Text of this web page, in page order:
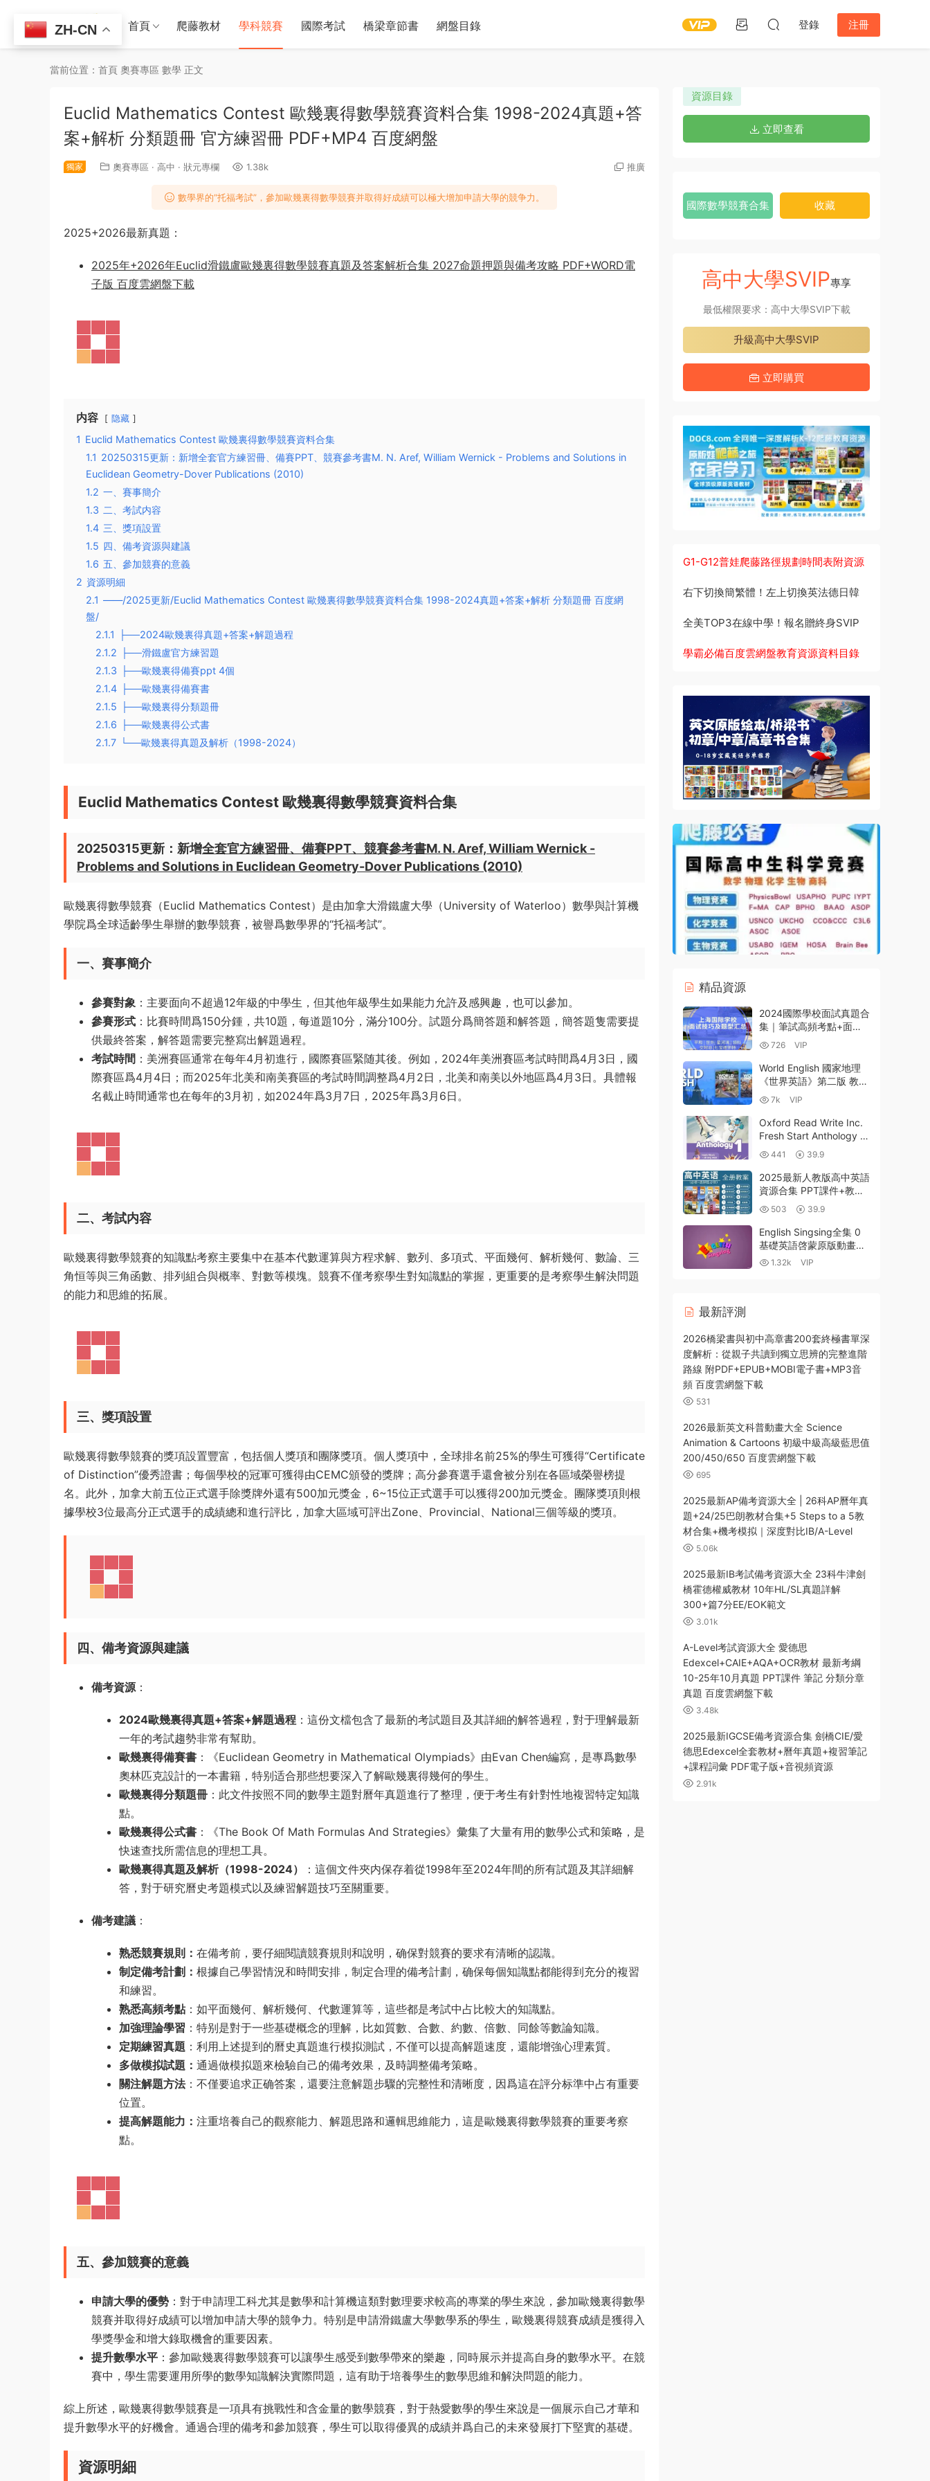
首頁 爬藤教材 學科競賽 國際考試 橋梁章節書 網盤目錄 登錄 注冊
當前位置： 首頁 奧賽專區 數學 正文
Euclid Mathematics Contest 歐幾裏得數學競賽資料合集 1998-2024真題+答
案+解析 分類題冊 官方練習冊 PDF+MP4 百度網盤
獨家 奧賽專區 · 高中 · 狀元專欄 1.38k 推廣
數學界的“托福考試”，參加歐幾裏得數學競賽并取得好成績可以極大增加申請大學的競争力。
2025+2026最新真題：
2025年+2026年Euclid滑鐵盧歐幾裏得數學競賽真題及答案解析合集 2027命題押題與備考攻略 PDF+WORD電
子版 百度雲網盤下載
内容 隐藏
1 Euclid Mathematics Contest 歐幾裏得數學競賽資料合集
1.1 20250315更新：新增全套官方練習冊、備賽PPT、競賽參考書M. N. Aref, William Wernick - Problems and Solutions in
Euclidean Geometry-Dover Publications (2010)
1.2 一、賽事簡介
1.3 二、考試内容
1.4 三、獎項設置
1.5 四、備考資源與建議
1.6 五、參加競賽的意義
2 資源明細
2.1 ——/2025更新/Euclid Mathematics Contest 歐幾裏得數學競賽資料合集 1998-2024真題+答案+解析 分類題冊 百度網
盤/
2.1.1
├──2024歐幾裏得真題+答案+解題過程
2.1.2
├──滑鐵盧官方練習題
2.1.3
├──歐幾裏得備賽ppt 4個
2.1.4
├──歐幾裏得備賽書
2.1.5
├──歐幾裏得分類題冊
2.1.6
├──歐幾裏得公式書
2.1.7 └──歐幾裏得真題及解析（1998-2024）
Euclid Mathematics Contest 歐幾裏得數學競賽資料合集
20250315更新：新增全套官方練習冊、備賽PPT、競賽參考書M. N. Aref, William Wernick -
Problems and Solutions in Euclidean Geometry-Dover Publications (2010)
歐幾裏得數學競賽（Euclid Mathematics Contest）是由加拿大滑鐵盧大學（University of Waterloo）數學與計算機
學院爲全球适齡學生舉辦的數學競賽，被譽爲數學界的“托福考試”。
一、賽事簡介
參賽對象 ：主要面向不超過12年級的中學生，但其他年級學生如果能力允許及感興趣，也可以參加。
參賽形式 ：比賽時間爲150分鍾，共10題，每道題10分，滿分100分。試題分爲簡答題和解答題，簡答題隻需要提
供最終答案，解答題需要完整寫出解題過程。
考試時間 ：美洲賽區通常在每年4月初進行，國際賽區緊随其後。例如，2024年美洲賽區考試時間爲4月3日，國
際賽區爲4月4日；而2025年北美和南美賽區的考試時間調整爲4月2日，北美和南美以外地區爲4月3日。具體報
名截止時間通常也在每年的3月初，如2024年爲3月7日，2025年爲3月6日。
二、考試内容
歐幾裏得數學競賽的知識點考察主要集中在基本代數運算與方程求解、數列、多項式、平面幾何、解析幾何、數論、三
角恒等與三角函數、排列組合與概率、對數等模塊。競賽不僅考察學生對知識點的掌握，更重要的是考察學生解決問題
的能力和思維的拓展。
三、獎項設置
歐幾裏得數學競賽的獎項設置豐富，包括個人獎項和團隊獎項。個人獎項中，全球排名前25%的學生可獲得“Certificate
of Distinction”優秀證書；每個學校的冠軍可獲得由CEMC頒發的獎牌；高分參賽選手還會被分别在各區域榮譽榜提
名。此外，加拿大前五位正式選手除獎牌外還有500加元獎金，6~15位正式選手可以獲得200加元獎金。團隊獎項則根
據學校3位最高分正式選手的成績總和進行評比，加拿大區域可評出Zone、Provincial、National三個等級的獎項。
四、備考資源與建議
備考資源：
2024歐幾裏得真題+答案+解題過程 ：這份文檔包含了最新的考試題目及其詳細的解答過程，對于理解最新
一年的考試趨勢非常有幫助。
歐幾裏得備賽書 ：《Euclidean Geometry in Mathematical Olympiads》由Evan Chen編寫，是專爲數學
奧林匹克設計的一本書籍，特别适合那些想要深入了解歐幾裏得幾何的學生。
歐幾裏得分類題冊 ：此文件按照不同的數學主題對曆年真題進行了整理，便于考生有針對性地複習特定知識
點。
歐幾裏得公式書 ：《The Book Of Math Formulas And Strategies》彙集了大量有用的數學公式和策略，是
快速查找所需信息的理想工具。
歐幾裏得真題及解析（1998-2024）
：這個文件夾内保存着從1998年至2024年間的所有試題及其詳細解
答，對于研究曆史考題模式以及練習解題技巧至關重要。
備考建議 ：
熟悉競賽規則： 在備考前，要仔細閱讀競賽規則和說明，确保對競賽的要求有清晰的認識。
制定備考計劃： 根據自己學習情況和時間安排，制定合理的備考計劃，确保每個知識點都能得到充分的複習
和練習。
熟悉高頻考點 ：如平面幾何、解析幾何、代數運算等，這些都是考試中占比較大的知識點。
加強理論學習 ：特别是對于一些基礎概念的理解，比如質數、合數、約數、倍數、同餘等數論知識。
定期練習真題 ：利用上述提到的曆史真題進行模拟測試，不僅可以提高解題速度，還能增強心理素質。
多做模拟試題： 通過做模拟題來檢驗自己的備考效果，及時調整備考策略。
關注解題方法：不僅要追求正确答案，還要注意解題步驟的完整性和清晰度，因爲這在評分标準中占有重要
位置。
提高解題能力： 注重培養自己的觀察能力、解題思路和邏輯思維能力，這是歐幾裏得數學競賽的重要考察
點。
五、參加競賽的意義
申請大學的優勢 ：對于申請理工科尤其是數學和計算機這類對數理要求較高的專業的學生來說，參加歐幾裏得數學
競賽并取得好成績可以增加申請大學的競争力。特别是申請滑鐵盧大學數學系的學生，歐幾裏得競賽成績是獲得入
學獎學金和增大錄取機會的重要因素。
提升數學水平 ：參加歐幾裏得數學競賽可以讓學生感受到數學帶來的樂趣，同時展示并提高自身的數學水平。在競
賽中，學生需要運用所學的數學知識解決實際問題，這有助于培養學生的數學思維和解決問題的能力。
綜上所述，歐幾裏得數學競賽是一項具有挑戰性和含金量的數學競賽，對于熱愛數學的學生來說是一個展示自己才華和
提升數學水平的好機會。通過合理的備考和參加競賽，學生可以取得優異的成績并爲自己的未來發展打下堅實的基礎。
資源明細
資源目錄
立即查看
國際數學競賽合集 收藏
高中大學SVIP專享
最低權限要求：高中大學SVIP下載
升級高中大學SVIP
立即購買
G1-G12普娃爬藤路徑規劃時間表附資源
右下切換簡繁體！左上切換英法德日韓
全美TOP3在線中學！報名贈終身SVIP
學霸必備百度雲網盤教育資源資料目錄
精品資源
2024國際學校面試真題合
集｜筆試高頻考點+面試
滿分回答模闆｜附光劍
+領科+世外+平和模拟題
解析｜免費領取面試寶典
726 VIP
World English 國家地理
《世界英語》第二版 教材
PDF 練習冊 MP3音頻
MP4視頻 百度網盤下
載-1.91GB
7k VIP
Oxford Read Write Inc.
Fresh Start Anthology 1-
5 ​牛津樹新起點文集​全套
PDF電子版
441 39.9
2025最新人教版高中英語
資源合集 PPT課件+教案
學案+試卷練習+知識總結
等 PDF+WORD電子版下
載
503 39.9
English Singsing全集 0
基礎英語啓蒙原版動畫神
作 英語唱歌 全套480集
1.32k VIP
最新評測
2026橋梁書與初中高章書200套終極書單深
度解析：從親子共讀到獨立思辨的完整進階
路線 附PDF+EPUB+MOBI電子書+MP3音
頻 百度雲網盤下載
531
2026最新英文科普動畫大全 Science
Animation & Cartoons 初級中級高級藍思值
200/450/650 百度雲網盤下載
695
2025最新AP備考資源大全 | 26科AP曆年真
題+24/25巴朗教材合集+5 Steps to a 5教
材合集+機考模拟｜深度對比IB/A-Level
5.06k
2025最新IB考試備考資源大全 23科牛津劍
橋霍德權威教材 10年HL/SL真題詳解
300+篇7分EE/EOK範文
3.01k
A-Level考試資源大全 愛德思
Edexcel+CAIE+AQA+OCR教材 最新考綱
10-25年10月真題 PPT課件 筆記 分類分章
真題 百度雲網盤下載
3.48k
2025最新IGCSE備考資源合集 劍橋CIE/愛
德思Edexcel全套教材+曆年真題+複習筆記
+課程詞彙 PDF電子版+音視頻資源
2.91k
ZH-CN